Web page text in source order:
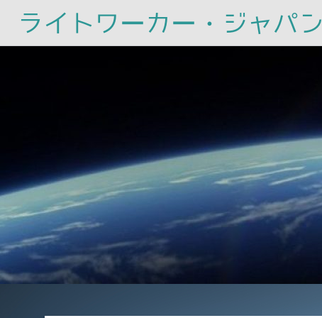
ライトワーカー・ジャパン